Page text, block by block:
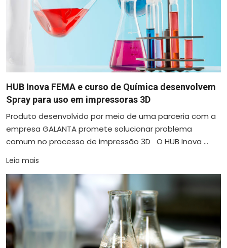
HUB Inova FEMA e curso de Química desenvolvem
Spray para uso em impressoras 3D
Produto desenvolvido por meio de uma parceria com a
empresa GALANTA promete solucionar problema
comum no processo de impressão 3D O HUB Inova ...
Leia mais